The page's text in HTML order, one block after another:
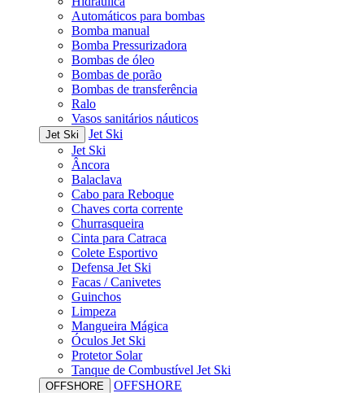
Automáticos para bombas
Bomba manual
Bomba Pressurizadora
Bombas de óleo
Bombas de porão
Bombas de transferência
Ralo
Vasos sanitários náuticos
Jet Ski
Jet Ski
Jet Ski
Âncora
Balaclava
Cabo para Reboque
Chaves corta corrente
Churrasqueira
Cinta para Catraca
Colete Esportivo
Defensa Jet Ski
Facas / Canivetes
Guinchos
Limpeza
Mangueira Mágica
Óculos Jet Ski
Protetor Solar
Tanque de Combustível Jet Ski
OFFSHORE
OFFSHORE